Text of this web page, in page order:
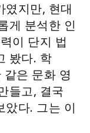
였지만, 현대
게 분석한 인
이 단지 법
봤다. 학
은 문화 영
들고, 결국
았다. 그는 이